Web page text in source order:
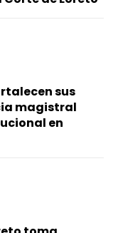
sus
magistral
en